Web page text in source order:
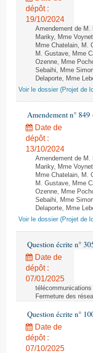
dépôt :
19/10/2024
Amendement de
Mariky, Mme
Mme Chatelain, M.
M. Gustave, Mme
Ozenne, Mme
Sebaihi, Mme
Delaporte, Mme
Voir le dossier (Projet de
Amendement n° 849
Date de
dépôt :
13/10/2024
Amendement de
Mariky, Mme
Mme Chatelain, M.
M. Gustave, Mme
Ozenne, Mme
Sebaihi, Mme
Delaporte, Mme
Voir le dossier (Projet de
Question écrite n°
Date de
dépôt :
07/01/2025
Fermeture des
Question écrite n°
Date de
dépôt :
07/10/2025